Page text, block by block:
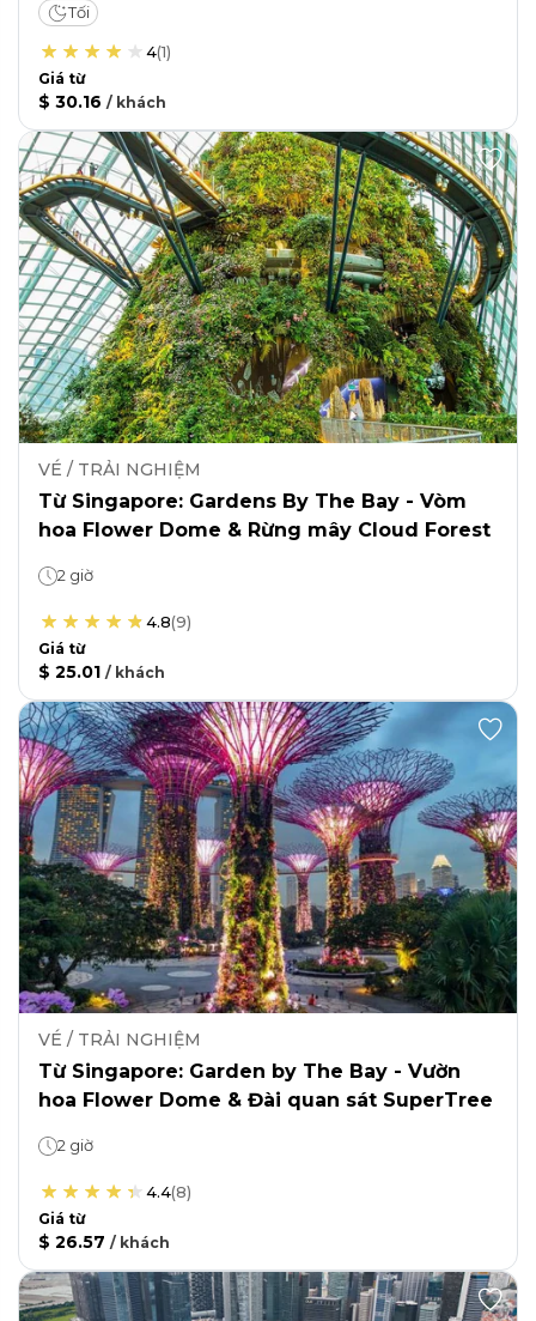
Tối
4(1)
Giá từ
$ 30.16 / khách
VÉ / TRẢI NGHIỆM
Từ Singapore: Gardens By The Bay - Vòm
hoa Flower Dome & Rừng mây Cloud Forest
2 giờ
4.8(9)
Giá từ
$ 25.01 / khách
VÉ / TRẢI NGHIỆM
Từ Singapore: Garden by The Bay - Vườn
hoa Flower Dome & Đài quan sát SuperTree
2 giờ
4.4(8)
Giá từ
$ 26.57 / khách